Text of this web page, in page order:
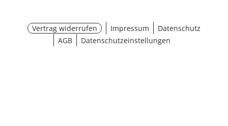
Vertrag widerrufen Impressum
Datenschutz
AGB
Datenschutzeinstellungen